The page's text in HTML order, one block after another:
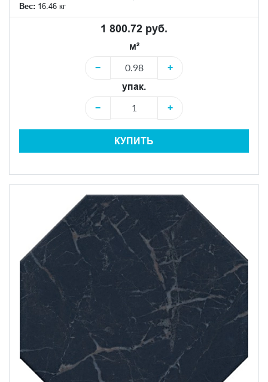
Вес: 16.46 кг
1 800.72 руб.
м²
−
+
упак.
−
+
КУПИТЬ